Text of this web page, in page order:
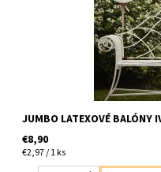
JUMBO LATEXOVÉ BALÓNY
€8,90
€2,97 / 1 ks